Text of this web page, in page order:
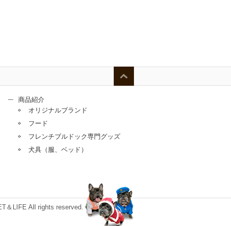
商品紹介
オリジナルブランド
フード
フレンチブルドック専門グッズ
犬具（服、ベッド）
＆LIFE All rights reserved.